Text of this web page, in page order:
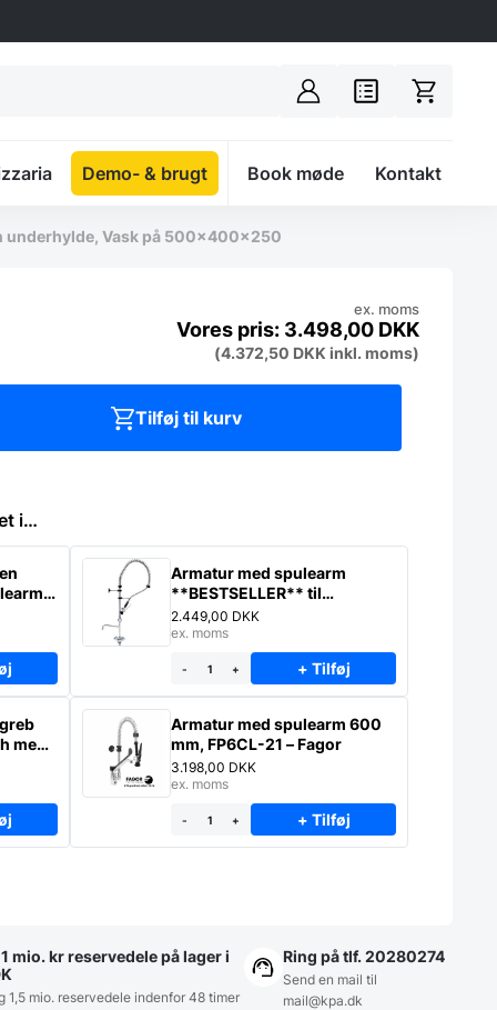
Demo- & brugt Spacer
Book møde Kontakt
underhylde, Vask på 500x400x250
3.498,00 DKK
ex. moms
(4.372,50 DKK inkl. moms)
Tilføj til kurv
i…
Armatur med spulearm
**BESTSELLER** til
storkøkkenbrug fra italienske
Monolith
2.449,00 DKK
ex. moms
- + + Tilføj
Armatur med spulearm 600
mm, FP6CL-21 – Fagor
3.198,00 DKK
ex. moms
- + + Tilføj
mio. kr reservedele på lager i
1,5 mio. reservedele indenfor 48 timer
Ring på tlf. 20280274
Send en mail til
mail@kpa.dk